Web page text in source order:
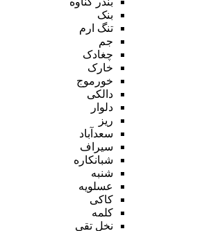
بنک
تنگ ارم
جم
چغادک
خارک
خورموج
دالکی
دلوار
ریز
سعدآباد
سیراف
شبانکاره
شنبه
عسلویه
کاکی
کلمه
نخل تقی